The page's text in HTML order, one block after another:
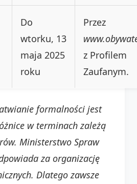
Do
wtorku, 13
maja 2025
roku
Przez
z Profilem
Zaufanym.
formalności jest
w terminach zależą
Ministerstwo Spraw
za organizację
Dlatego zawsze